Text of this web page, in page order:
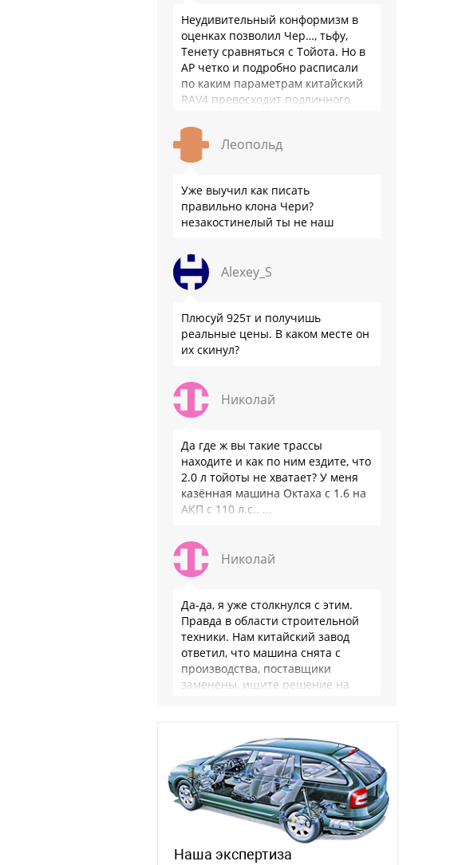
Неудивительный конформизм в
оценках позволил Чер…, тьфу,
Тенету сравняться с Тойота. Но в
АР четко и подробно расписали
по каким параметрам китайский
RAV4 превосходит подлинного
подвеска едет ровно и приятно …
Леопольд
Уже выучил как писать
правильно клона Чери?
незакостинелый ты не наш
Alexey_S
Плюсуй 925т и получишь
реальные цены. В каком месте он
их скинул?
Николай
Да где ж вы такие трассы
находите и как по ним ездите, что
2.0 л тойоты не хватает? У меня
казённая машина Октаха с 1.6 на
АКП с 110 л.с.. …
Николай
Да-да, я уже столкнулся с этим.
Правда в области строительной
техники. Нам китайский завод
ответил, что машина снята с
производства, поставщики
заменены, ищите решение на
Наша экспертиза